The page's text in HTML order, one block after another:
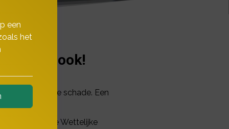
ook!
materiële schade. Een
Deze Wettelijke
een
het